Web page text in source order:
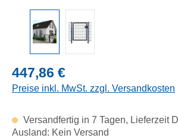
Regulärer Preis:
447,86 €
Preise inkl. MwSt. zzgl. Versandkosten
Versandfertig in 7 Tagen, Lieferzeit
Ausland: Kein Versand